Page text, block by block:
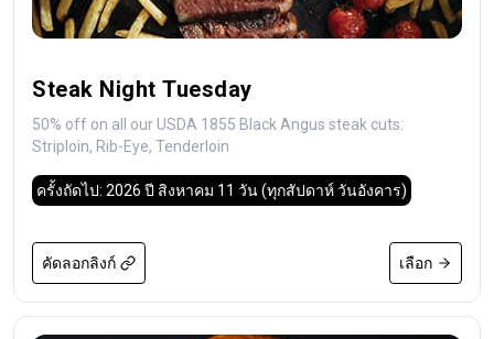
Steak Night Tuesday
50% off on all our USDA 1855 Black Angus steak cuts:
Striploin, Rib-Eye, Tenderloin
ครั้งถัดไป: 2026 ปี สิงหาคม 11 วัน(ทุกสัปดาห์ วันอังคาร)
คัดลอกลิงก์ เลือก